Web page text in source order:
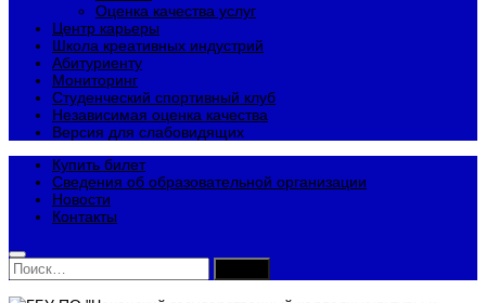
Оценка качества услуг
Центр карьеры
Школа креативных индустрий
Абитуриенту
Мониторинг
Студенческий спортивный клуб
Независимая оценка качества
Версия для слабовидящих
Купить билет
Сведения об образовательной организации
Новости
Контакты
Найти: